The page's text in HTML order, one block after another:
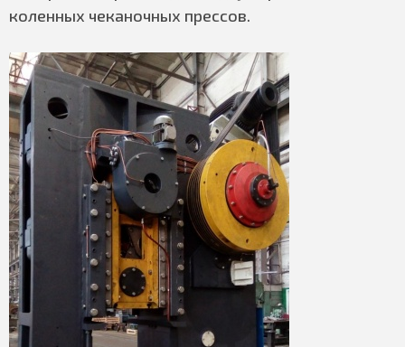
коленных чеканочных прессов.